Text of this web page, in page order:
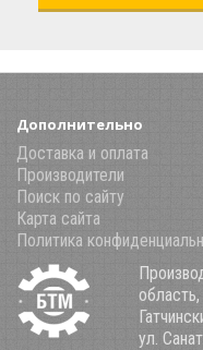
Дополнительно
Доставка и оплата
Производители
Поиск по сайту
Карта сайта
Политика
область,
ул.